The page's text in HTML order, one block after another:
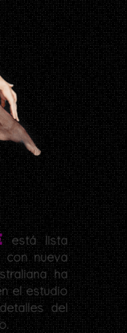
está lista
nueva
ha
el estudio
del